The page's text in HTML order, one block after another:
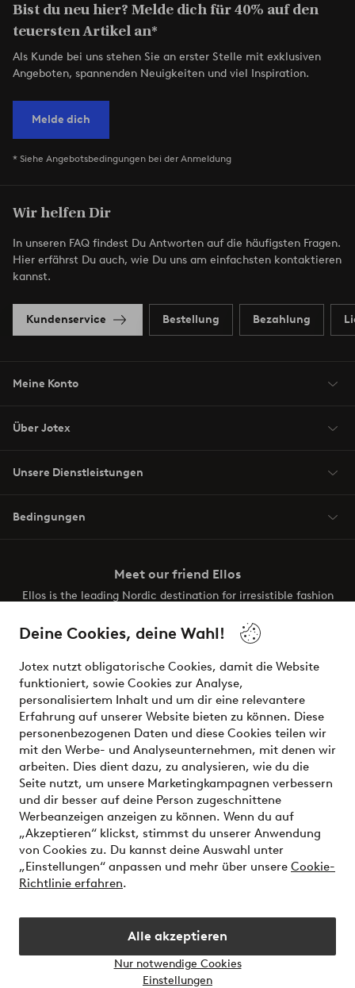
Deine Cookies, deine Wahl!
Jotex nutzt obligatorische Cookies, damit die Website
funktioniert, sowie Cookies zur Analyse,
personalisiertem Inhalt und um dir eine relevantere
Erfahrung auf unserer Website bieten zu können. Diese
personenbezogenen Daten und diese Cookies teilen wir
mit den Werbe- und Analyseunternehmen, mit denen wir
arbeiten. Dies dient dazu, zu analysieren, wie du die
Seite nutzt, um unsere Marketingkampagnen verbessern
und dir besser auf deine Person zugeschnittene
Werbeanzeigen anzeigen zu können. Wenn du auf
„Akzeptieren“ klickst, stimmst du unserer Anwendung
von Cookies zu. Du kannst deine Auswahl unter
„Einstellungen“ anpassen und mehr über unsere Cookie-
Richtlinie erfahren.
Alle akzeptieren
Nur notwendige Cookies
Einstellungen
Bist du neu hier? Melde dich für 40% auf den
teuersten Artikel an*
Als Kunde bei uns stehen Sie an erster Stelle mit exklusiven
Angeboten, spannenden Neuigkeiten und viel Inspiration.
Melde dich
* Siehe Angebotsbedingungen bei der Anmeldung
Wir helfen Dir
In unseren FAQ findest Du Antworten auf die häufigsten Fragen.
Hier erfährst Du auch, wie Du uns am einfachsten kontaktieren
kannst.
Kundenservice Bestellung Bezahlung
Meine Konto
Über Jotex
Unsere Dienstleistungen
Bedingungen
Meet our friend Ellos
Ellos is the leading Nordic destination for irresistible fashion
the latest trends, curated to make finding your next look
effortless. It’s all here.
Visit Ellos
Sichere Zahlungen - Jetzt bezahlen oder aufteilen
Möchtest du mehr über unsere
Zahlungsmöglichkeitenerfahren?